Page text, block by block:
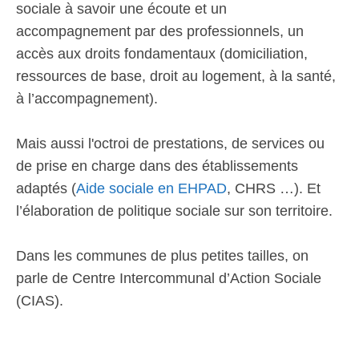
sociale à savoir une écoute et un
accompagnement par des professionnels, un
accès aux droits fondamentaux (domiciliation,
ressources de base, droit au logement, à la santé,
à l’accompagnement).
Mais aussi l'octroi de prestations, de services ou
de prise en charge dans des établissements
adaptés (Aide sociale en EHPAD, CHRS …). Et
l’élaboration de politique sociale sur son territoire.
Dans les communes de plus petites tailles, on
parle de Centre Intercommunal d’Action Sociale
(CIAS).